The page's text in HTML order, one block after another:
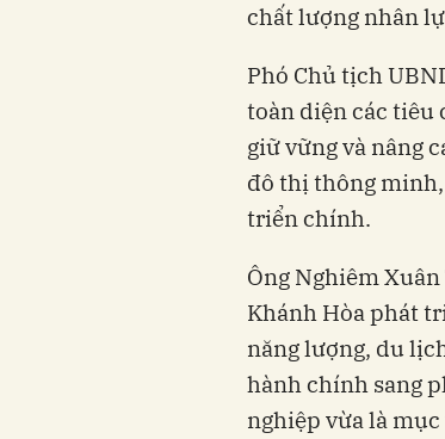
chất lượng nhân
Phó Chủ tịch
toàn diện các tiêu
giữ vững và nâng
đô thị thông minh,
triển chính.
Ông Nghiêm
Khánh Hòa phát
năng lượng, du
hành chính sang
nghiệp vừa là